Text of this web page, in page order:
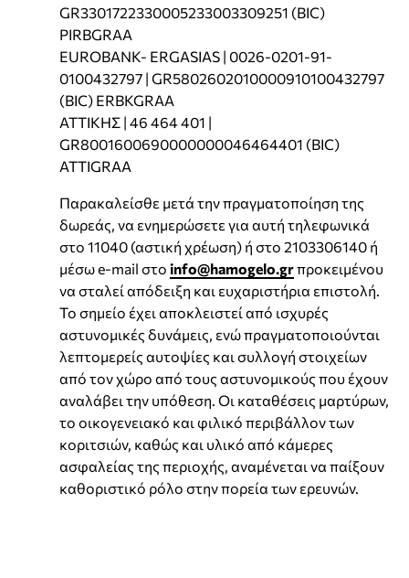
GR3301722330005233003309251 (BIC)
PIRBGRAA
EUROBANK- ERGASIAS | 0026-0201-91-
0100432797 | GR5802602010000910100432797
(BIC) ERBKGRAA
ΑΤΤΙΚΗΣ | 46 464 401 |
GR8001600690000000046464401 (BIC)
ATTIGRAA
Παρακαλείσθε μετά την πραγματοποίηση της
δωρεάς, να ενημερώσετε για αυτή τηλεφωνικά
στο 11040 (αστική χρέωση) ή στο 2103306140 ή
μέσω e-mail στο info@hamogelo.grπροκειμένου
να σταλεί απόδειξη και ευχαριστήρια επιστολή.
Το σημείο έχει αποκλειστεί από ισχυρές
αστυνομικές δυνάμεις, ενώ πραγματοποιούνται
λεπτομερείς αυτοψίες και συλλογή στοιχείων
από τον χώρο από τους αστυνομικούς που έχουν
αναλάβει την υπόθεση. Οι καταθέσεις μαρτύρων,
το οικογενειακό και φιλικό περιβάλλον των
κοριτσιών, καθώς και υλικό από κάμερες
ασφαλείας της περιοχής, αναμένεται να παίξουν
καθοριστικό ρόλο στην πορεία των ερευνών.